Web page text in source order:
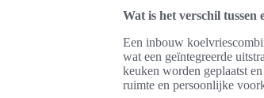
Wat is het verschil tussen
Een inbouw
wat een geïntegreerde
keuken worden geplaatst
ruimte en persoonlijke